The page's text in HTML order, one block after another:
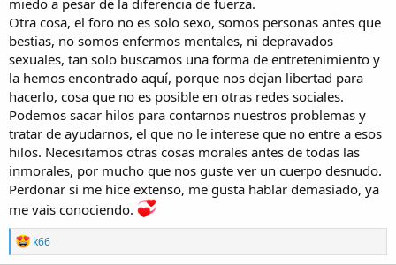
Otra cosa, el foro no es solo sexo, somos personas antes que
bestias, no somos enfermos mentales, ni depravados
sexuales, tan solo buscamos una forma de entretenimiento y
la hemos encontrado aquí, porque nos dejan libertad para
hacerlo, cosa que no es posible en otras redes sociales.
Podemos sacar hilos para contarnos nuestros problemas y
tratar de ayudarnos, el que no le interese que no entre a esos
hilos. Necesitamos otras cosas morales antes de todas las
inmorales, por mucho que nos guste ver un cuerpo desnudo.
Perdonar si me hice extenso, me gusta hablar demasiado, ya
me vais conociendo.
R
e
k66